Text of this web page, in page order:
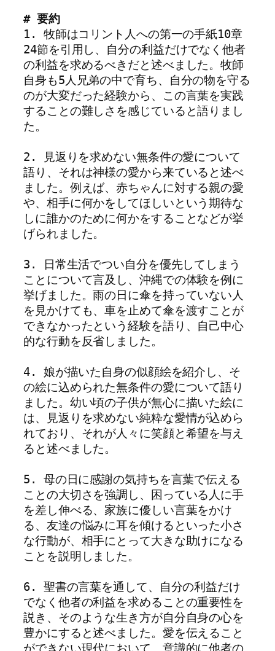
# 要約
1. 牧師はコリント人への第一の手紙10章
24節を引用し、自分の利益だけでなく他者
の利益を求めるべきだと述べました。牧師
自身も5人兄弟の中で育ち、自分の物を守る
のが大変だった経験から、この言葉を実践
することの難しさを感じていると語りまし
た。
2. 見返りを求めない無条件の愛について
語り、それは神様の愛から来ていると述べ
ました。例えば、赤ちゃんに対する親の愛
や、相手に何かをしてほしいという期待な
しに誰かのために何かをすることなどが挙
げられました。
3. 日常生活でつい自分を優先してしまう
ことについて言及し、沖縄での体験を例に
挙げました。雨の日に傘を持っていない人
を見かけても、車を止めて傘を渡すことが
できなかったという経験を語り、自己中心
的な行動を反省しました。
4. 娘が描いた自身の似顔絵を紹介し、そ
の絵に込められた無条件の愛について語り
ました。幼い頃の子供が無心に描いた絵に
は、見返りを求めない純粋な愛情が込めら
れており、それが人々に笑顔と希望を与え
ると述べました。
5. 母の日に感謝の気持ちを言葉で伝える
ことの大切さを強調し、困っている人に手
を差し伸べる、家族に優しい言葉をかけ
る、友達の悩みに耳を傾けるといった小さ
な行動が、相手にとって大きな助けになる
ことを説明しました。
6. 聖書の言葉を通して、自分の利益だけ
でなく他者の利益を求めることの重要性を
説き、そのような生き方が自分自身の心を
豊かにすると述べました。愛を伝えること
ができない現代において、意識的に他者の